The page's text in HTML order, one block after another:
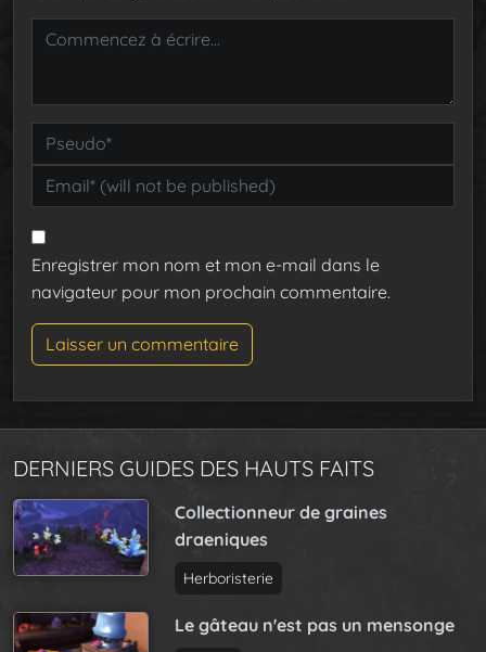
Enregistrer mon nom et mon e-mail dans le
navigateur pour mon prochain commentaire.
DERNIERS GUIDES DES HAUTS FAITS
Collectionneur de graines
draeniques
Herboristerie
Le gâteau n'est pas un mensonge